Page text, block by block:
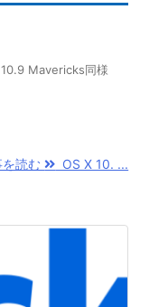
Mavericks同様
を読む OS X 10. ...